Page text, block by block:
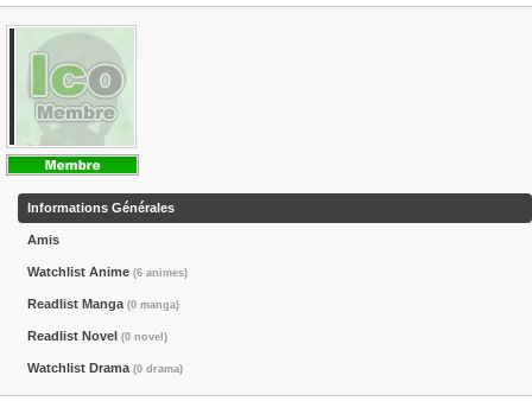
Informations Générales
Amis
Watchlist Anime (6 animes)
Readlist Manga (0 manga)
Readlist Novel (0 novel)
Watchlist Drama (0 drama)